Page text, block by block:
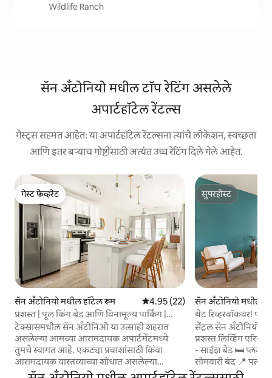
Wildlife Ranch
सॅन अँटोनियो मधील टॉप रेटिंग असलेले
अपार्टहॉटेल रेंटल्स
गेस्ट्स सहमत आहेत: या अपार्टहॉटेल रेंटल्सना त्यांचे लोकेशन, स्वच्छता
आणि इतर बऱ्याच गोष्टींसाठी अत्यंत उच्च रेटिंग दिले गेले आहेत.
गेस्ट फेव्हरेट
गेस्ट फेव्हरेट
सॅन अँटोनियो मधील हॉटेल रूम 5 पैकी 4.95 सरासरी रेटिंग, 22 रिव्ह्यूज
4.95 (22)
प्रशस्त | पूल किंग बेड आणि विनामूल्य पार्किंग |
सॅटजवळ
टेक्सासमधील सॅन अँटोनिओ या उत्साही शहरात
असलेल्या आमच्या आरामदायक अपार्टमेंटमध्ये
तुमचे स्वागत आहे. एकट्या प्रवाशांसाठी किंवा
आरामदायक वास्तव्याच्या शोधात असलेल्या
जोडप्यांसाठी परिपूर्ण असे एक मोहक ठिकाण.
सुपरहोस्ट
सुपरहोस्ट
सॅन अँटोनियो मधील
थेट रिव्हरवॉकवर!
सेंट्रल सॅन अँटोनियोमध्ये
प्रशस्त लिव्हिंग
- साईझ बेड 🛏️ प्लश
सोमवारी बंद 📍
टीप: आमच्या